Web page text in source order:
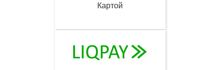
Картой